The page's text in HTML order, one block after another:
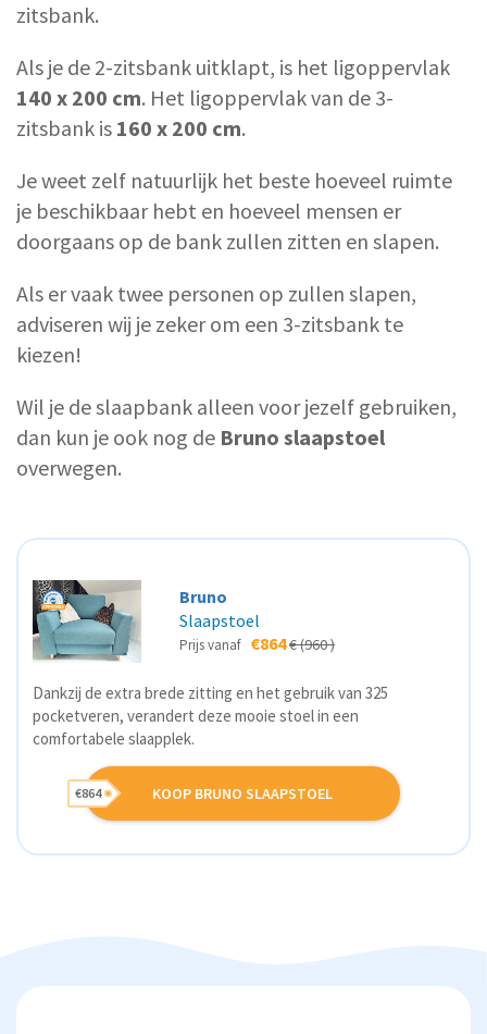
zitsbank.
Als je de 2-zitsbank uitklapt, is het ligoppervlak
140 x 200 cm. Het ligoppervlak van de 3-
zitsbank is 160 x 200 cm.
Je weet zelf natuurlijk het beste hoeveel ruimte
je beschikbaar hebt en hoeveel mensen er
doorgaans op de bank zullen zitten en slapen.
Als er vaak twee personen op zullen slapen,
adviseren wij je zeker om een 3-zitsbank te
kiezen!
Wil je de slaapbank alleen voor jezelf gebruiken,
dan kun je ook nog de Bruno slaapstoel
overwegen.
Bruno
Slaapstoel
Prijs vanaf €864€ (960 )
Dankzij de extra brede zitting en het gebruik van 325
pocketveren, verandert deze mooie stoel in een
comfortabele slaapplek.
KOOP BRUNO SLAAPSTOEL
€864